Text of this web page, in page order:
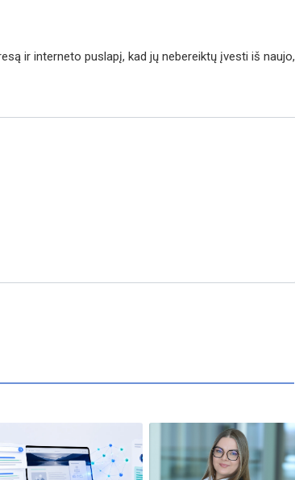
ir interneto puslapį, kad jų nebereiktų įvesti iš naujo,